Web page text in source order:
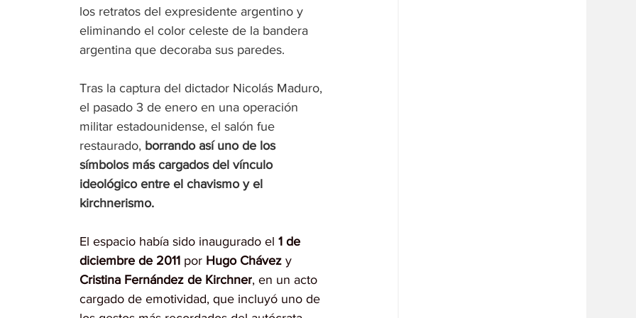
los retratos del expresidente argentino y
eliminando el color celeste de la bandera
argentina que decoraba sus paredes.
Tras la captura del dictador Nicolás Maduro,
el pasado 3 de enero en una operación
militar estadounidense, el salón fue
restaurado, borrando así uno de los
símbolos más cargados del vínculo
ideológico entre el chavismo y el
kirchnerismo.
El espacio había sido inaugurado el 1 de
diciembre de 2011 por Hugo Chávez y
Cristina Fernández de Kirchner, en un acto
cargado de emotividad, que incluyó uno de